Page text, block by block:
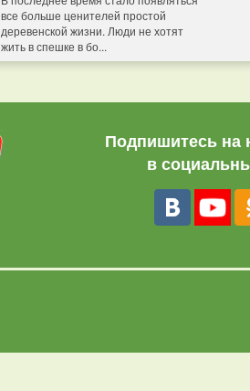
все больше ценителей простой
деревенской жизни. Люди не хотят
жить в спешке в бо...
Подпишитесь на
в